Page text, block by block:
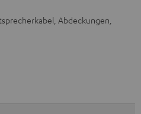
Abdeckungen,